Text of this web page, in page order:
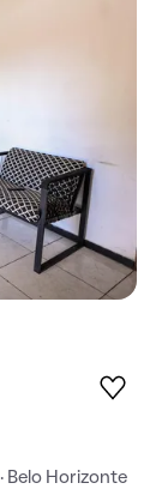
Belo Horizonte